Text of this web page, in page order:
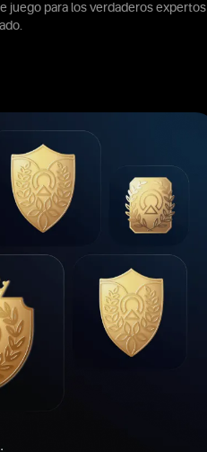
juego para los verdaderos expertos